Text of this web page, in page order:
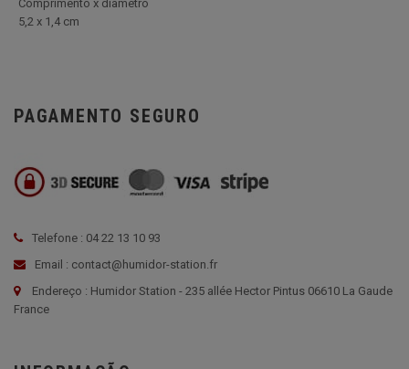
Comprimento x diâmetro
5,2 x 1,4 cm
PAGAMENTO SEGURO
Telefone : 04 22 13 10 93
Email : contact@humidor-station.fr
Endereço : Humidor Station - 235 allée Hector Pintus 06610 La Gaude
France